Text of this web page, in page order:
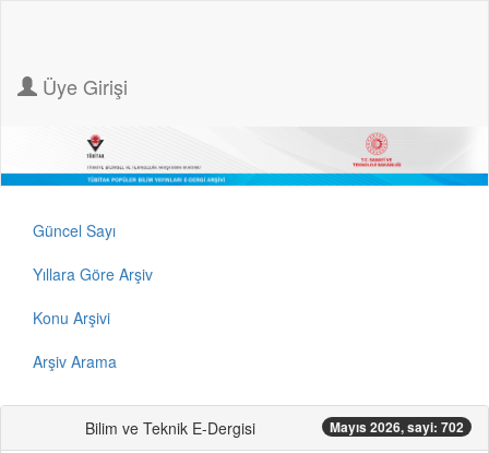
Üye Girişi
Güncel Sayı
Yıllara Göre Arşiv
Konu Arşivi
Arşiv Arama
Bilim ve Teknik E-Dergisi Mayıs 2026, sayi: 702